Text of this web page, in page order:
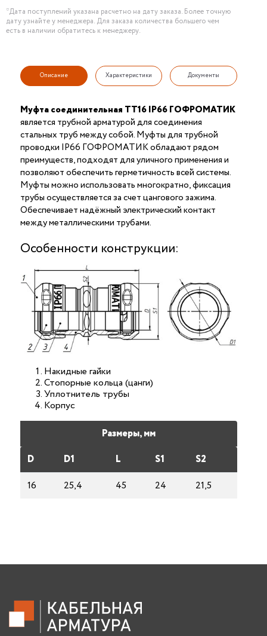
*Дата поступлений указана расчетно на дату заказа. Более точную
дату узнайте у менеджера. Для заказа количества большего чем
есть в наличии обратитесь к менеджеру.
Описание Характеристики Документы
Муфта соединительная ТТ16 IP66 ГОФРОМАТИК
является трубной арматурой для соединения
стальных труб между собой. Муфты для трубной
проводки IP66 ГОФРОМАТИК обладают рядом
преимуществ, подходят для уличного применения и
позволяют обеспечить герметичность всей системы.
Муфты можно использовать многократно, фиксация
трубы осуществляется за счет цангового зажима.
Обеспечивает надёжный электрический контакт
между металлическими трубами.
Особенности конструкции:
Накидные гайки
Стопорные кольца (цанги)
Уплотнитель трубы
Корпус
Размеры, мм
D
D1 L S1
S2
16
25,4 45 24 21,5